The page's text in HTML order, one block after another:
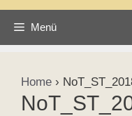
Menü
Home ›